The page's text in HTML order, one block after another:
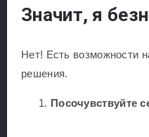
Значит, я
Нет! Есть возможности
решения.
Посочувствуйте